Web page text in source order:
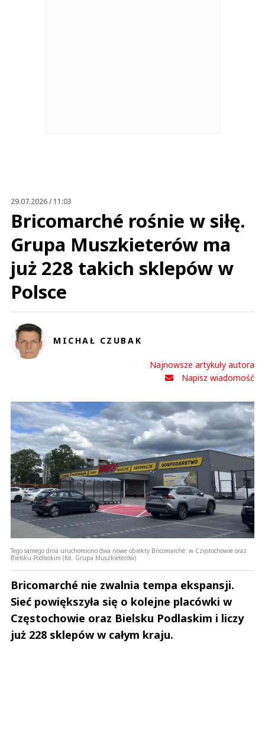
29.07.2026 / 11:03
Bricomarché rośnie w siłę.
Grupa Muszkieterów ma
już 228 takich sklepów w
Polsce
MICHAŁ CZUBAK
Najnowsze artykuły autora
Napisz wiadomość
Tego samego dnia uruchomiono dwa nowe obiekty Bricomarché: w Częstochowie oraz
Bielsku Podlaskim (fot. Grupa Muszkieterów)
Bricomarché nie zwalnia tempa ekspansji.
Sieć powiększyła się o kolejne placówki w
Częstochowie oraz Bielsku Podlaskim i liczy
już 228 sklepów w całym kraju.